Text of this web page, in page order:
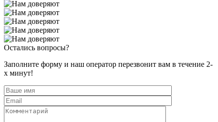
Остались вопросы?
Заполните форму и наш оператор перезвонит вам в течение 2-
х минут!